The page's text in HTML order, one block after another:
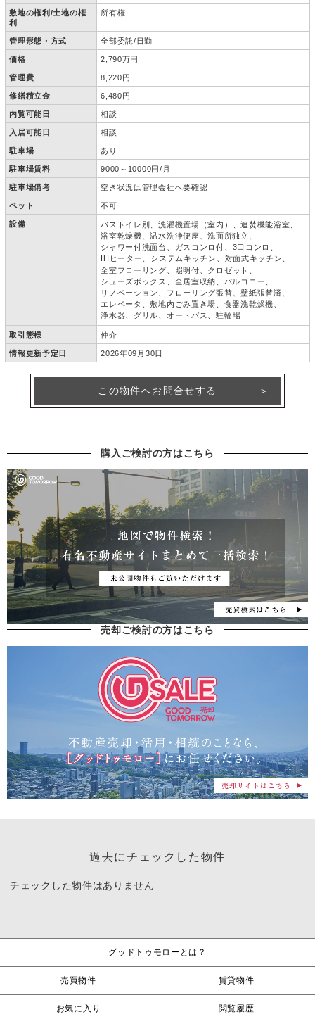
敷地の権利/土地の権
利
所有権
管理形態・方式 全部委託/日勤
価格 2,790万円
管理費 8,220円
修繕積立金 6,480円
内覧可能日 相談
入居可能日 相談
駐車場 あり
駐車場賃料 9000～10000円/月
駐車場備考 空き状況は管理会社へ要確認
ペット 不可
設備 バストイレ別 洗濯機置場（室内）
追焚機能浴室
浴室乾燥機
温水洗浄便座
洗面所独立
シャワー付洗面台
ガスコンロ付
3口コンロ
IHヒーター
システムキッチン
対面式キッチン
全室フローリング
照明付
クロゼット
シューズボックス
全居室収納
バルコニー
リノベーション
フローリング張替
壁紙張替済
エレベータ
敷地内ごみ置き場
食器洗乾燥機
浄水器
グリル オートバス 駐輪場
取引態様 仲介
情報更新予定日 2026年09月30日
この物件へお問合せする
購入ご検討の方はこちら
売却ご検討の方はこちら
過去にチェックした物件
チェックした物件はありません
グッドトゥモローとは？
売買物件 賃貸物件
お気に入り 閲覧履歴